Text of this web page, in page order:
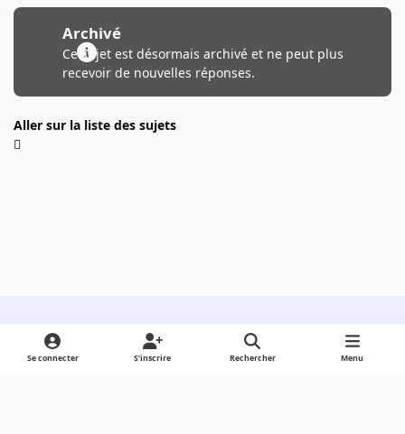
Archivé
Ce sujet est désormais archivé et ne peut plus
recevoir de nouvelles réponses.
Aller sur la liste des sujets
Light ModeDark ModeSystem Preference
Se connecter S’inscrire Rechercher Menu